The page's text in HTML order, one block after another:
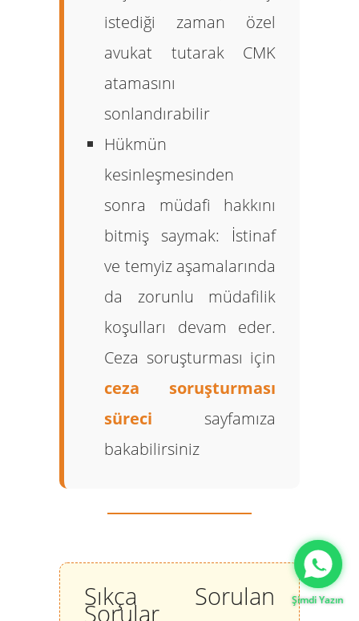
Şimdi Yazın
istediği zaman özel
avukat tutarak CMK
atamasını
sonlandırabilir
Hükmün
kesinleşmesinden
sonra müdafi hakkını
bitmiş saymak: İstinaf
ve temyiz aşamalarında
da zorunlu müdafilik
koşulları devam eder.
Ceza soruşturması için
ceza soruşturması
süreci sayfamıza
bakabilirsiniz
Sıkça Sorulan
Sorular